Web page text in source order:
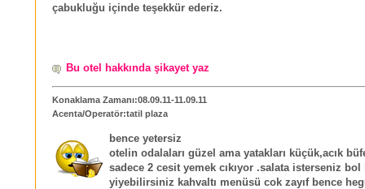
çabukluğu içinde teşekkür ederiz.
Bu otel hakkında şikayet yaz
Konaklama Zamanı:08.09.11-11.09.11
Acenta/Operatör:tatil plaza
bence yetersiz
otelin odalaları güzel ama yatakları küçük,acık
sadece 2 cesit yemek cıkıyor .salata isterseniz bol
yiyebilirsiniz kahvaltı menüsü cok zayıf bence